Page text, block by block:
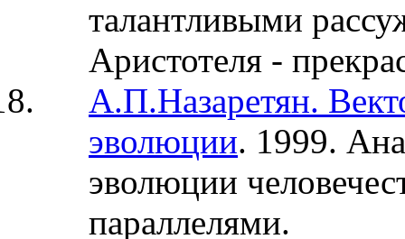
талантливыми
Аристотеля -
А.П.Назаретян.
эволюции. 1999.
эволюции
параллелями.